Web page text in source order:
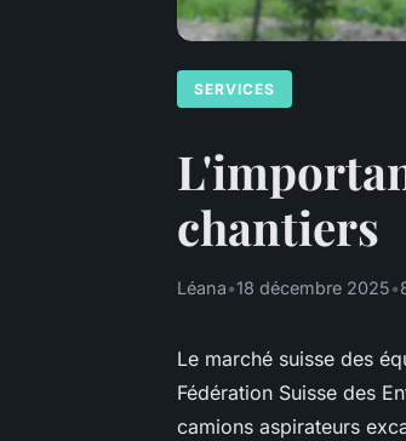
SERVICES
chantiers
Léana•18 décembre 2025•
Le marché suisse des
Fédération Suisse des
camions aspirateurs